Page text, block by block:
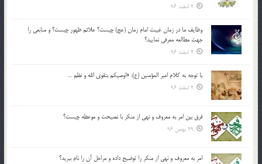
2 اسفند 96
وظايف ما در زمان غيبت امام زمان (عج) چيست؟ علائم ظهور چيست؟ و منابعي را
جهت مطالعه معرفي نماييد؟
2 اسفند 96
با توجه به كلام امير المؤمنين (ع): «اوصيكم بتقوي الله و نظم …
2 اسفند 96
فرق بين امر به معروف و نهي از منكر با نصيحت و موعظه چيست؟
29 بهمن 96
امر به معروف و نهي از منكر را توضيح داده و مراحل آن را نام ببريد؟